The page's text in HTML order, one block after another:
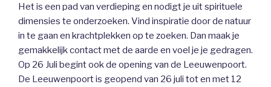
Het is een pad van verdieping en nodigt je uit spirituele
dimensies te onderzoeken. Vind inspiratie door de natuur
in te gaan en krachtplekken op te zoeken. Dan maak je
gemakkelijk contact met de aarde en voel je je gedragen.
Op 26 Juli begint ook de opening van de Leeuwenpoort.
De Leeuwenpoort is geopend van 26 juli tot en met 12